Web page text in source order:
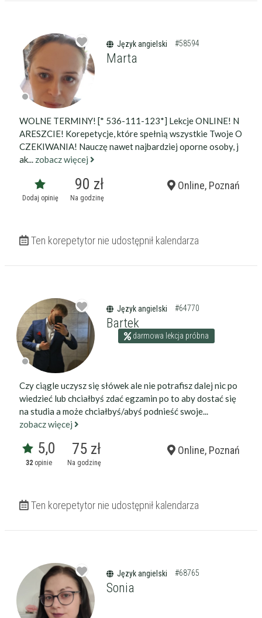
Język angielski #58594
Marta
WOLNE TERMINY! [* 536-111-123*] Lekcje ONLINE! N
ARESZCIE! Korepetycje, które spełnią wszystkie Twoje O
CZEKIWANIA! Nauczę nawet najbardziej oporne osoby, j
ak... zobacz więcej
Dodaj opinię
90 zł
Na godzinę
Online, Poznań
Ten korepetytor nie udostępnił kalendarza
Język angielski #64770
Bartek
darmowa lekcja próbna
Czy ciągle uczysz się słówek ale nie potrafisz dalej nic po
wiedzieć lub chciałbyś zdać egzamin po to aby dostać się
na studia a może chciałbyś/abyś podnieść swoje...
zobacz więcej
5,0
32 opinie
75 zł
Na godzinę
Online, Poznań
Ten korepetytor nie udostępnił kalendarza
Język angielski #68765
Sonia